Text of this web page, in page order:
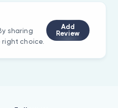
sharing
choice.
Add
Review